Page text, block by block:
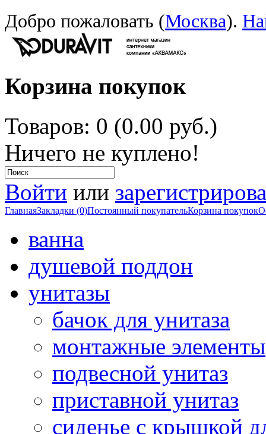
Добро пожаловать (Москва).
Корзина покупок
Товаров: 0 (0.00 руб.)
Ничего не куплено!
Войти или
ГлавнаяЗакладки (0)Постоянный покупательКорзина покупок
ванна
душевой поддон
унитазы
бачок для унитаза
монтажные элементы
подвесной унитаз
приставной унитаз
сиденье с крышкой